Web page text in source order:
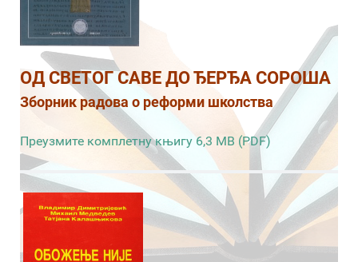
ОД СВЕТОГ САВЕ ДО ЂЕРЂА СОРОША
Зборник радова о реформи школства
Преузмите комплетну књигу 6,3 MB (PDF)